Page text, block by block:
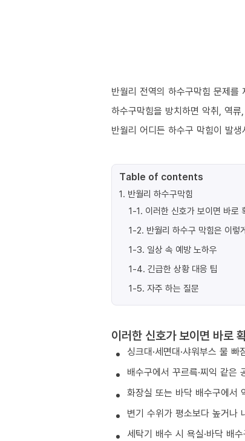
반월리 전역의 하수구막힘 문제를
하수구막힘을 방치하면 악취, 역
반월리 어디든 하수구 막힘이 발
Table of contents
1. 반월리 하수구막힘
1-1. 이러한 신호가 보이면 바로
1-2. 반월리 하수구 막힘은 이렇
1-3. 일상 속 예방 노하우
1-4. 긴급한 상황 대응 팁
1-5. 자주 하는 질문
이러한 신호가 보이면 바로
싱크대·세면대·샤워부스 물
배수구에서 꾸르륵·찌익 같은
화장실 또는 바닥 배수구에서
변기 수위가 평소보다 높거나
세탁기 배수 시 욕실·바닥 배